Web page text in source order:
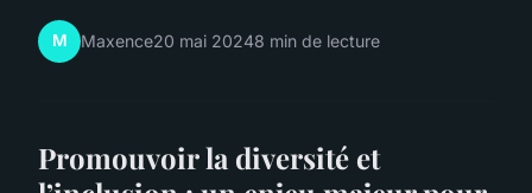
M Maxence20 mai 20248 min de lecture
Promouvoir la diversité et